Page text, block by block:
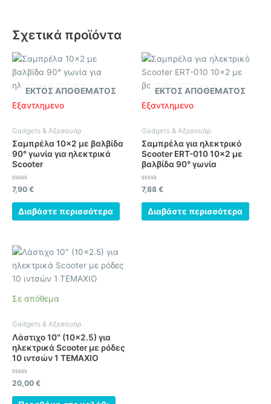
Σχετικά προϊόντα
ΕΚΤΌΣ ΑΠΟΘΈΜΑΤΟΣ
Εξαντλημένο
Gadgets & Αξεσουάρ
Σαμπρέλα 10×2 με βαλβίδα
90° γωνία για ηλεκτρικά
Scooter
Βαθμολογήθηκε
με
0
από
7,90 €
Διαβάστε περισσότερα
ΕΚΤΌΣ ΑΠΟΘΈΜΑΤΟΣ
Εξαντλημένο
Gadgets & Αξεσουάρ
Σαμπρέλα για ηλεκτρικό
Scooter ERT-010 10×2 με
βαλβίδα 90° γωνία
Βαθμολογήθηκε
με
0
από
7,88 €
Διαβάστε περισσότερα
Σε απόθεμα
Gadgets & Αξεσουάρ
Λάστιχο 10″ (10×2.5) για
ηλεκτρικά Scooter με ρόδες
10 ιντσών 1 ΤΕΜΑΧΙΟ
Βαθμολογήθηκε
με
0
από
20,00 €